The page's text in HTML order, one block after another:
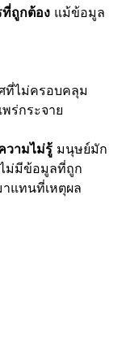
ถูกต้อง แม้ข้อมูล
ที่ไม่ครอบคลุม
ร่กระจาย
วามไม่รู้ มนุษย์มัก
ไม่มีข้อมูลที่ถูก
าแทนที่เหตุผล